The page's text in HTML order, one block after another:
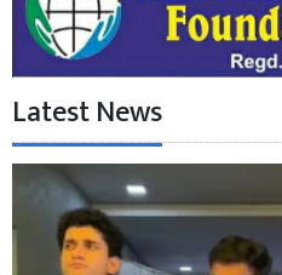
Latest News